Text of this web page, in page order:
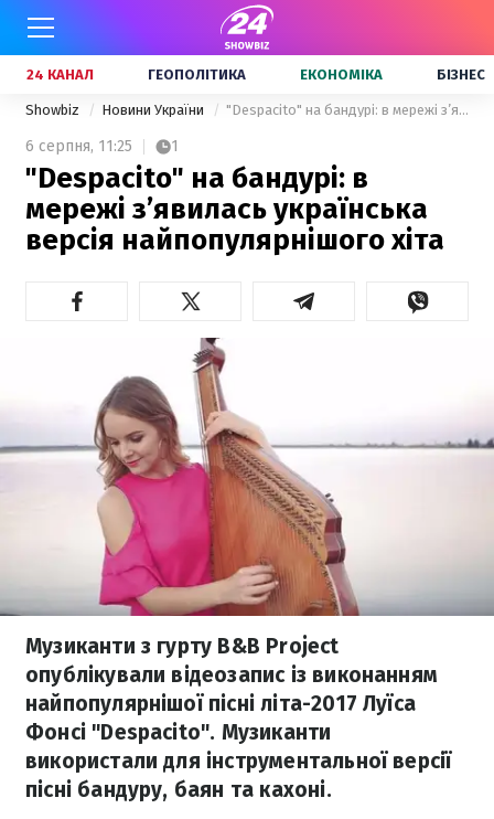
24 КАНАЛ ГЕОПОЛІТИКА ЕКОНОМІКА БІЗНЕС
Showbiz Новини України "Despacito" на бандурі: в мережі з’явилась українська версія найпопулярнішого хіта
6 серпня, 11:25 1
"Despacito" на бандурі: в
мережі з’явилась українська
версія найпопулярнішого хіта
Музиканти з гурту B&B Project
опублікували відеозапис із виконанням
найпопулярнішої пісні літа-2017 Луїса
Фонсі "Despacito". Музиканти
використали для інструментальної версії
пісні бандуру, баян та кахоні.